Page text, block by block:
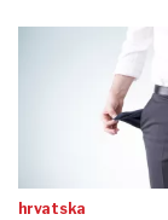
hrvatska